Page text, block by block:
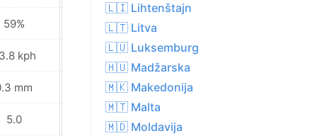
59%
kph
mm
5.0
61%
23.0 kph
0.0 mm
5.0
🇱🇮 Lihtenštajn
🇱🇹 Litva
🇱🇺 Luksemburg
🇭🇺 Madžarska
🇲🇰 Makedonija
🇲🇹 Malta
🇲🇩 Moldavija